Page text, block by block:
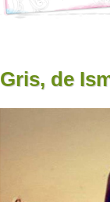
Gris, de